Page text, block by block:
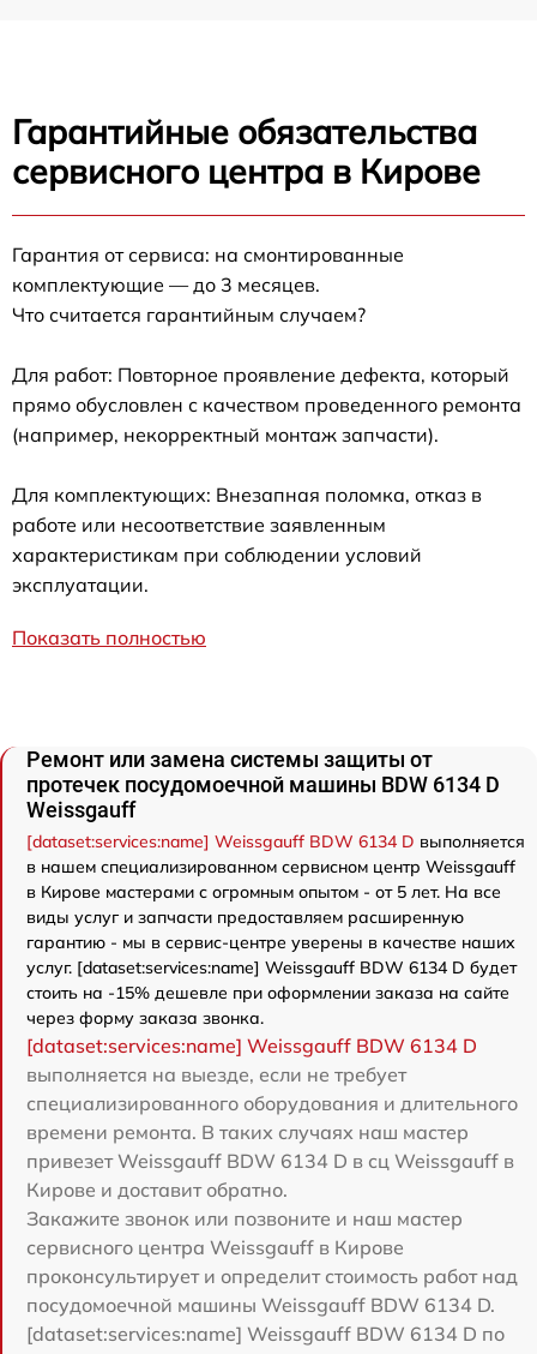
Гарантийные обязательства
сервисного центра в Кирове
Гарантия от сервиса: на смонтированные
комплектующие — до 3 месяцев.
Что считается гарантийным случаем?
Для работ: Повторное проявление дефекта, который
прямо обусловлен с качеством проведенного ремонта
(например, некорректный монтаж запчасти).
Для комплектующих: Внезапная поломка, отказ в
работе или несоответствие заявленным
характеристикам при соблюдении условий
эксплуатации.
Показать полностью
Ремонт или замена системы защиты от
протечек посудомоечной машины BDW 6134 D
Weissgauff
[dataset:services:name] Weissgauff BDW 6134 D выполняется
в нашем специализированном сервисном центр Weissgauff
в Кирове мастерами с огромным опытом - от 5 лет. На все
виды услуг и запчасти предоставляем расширенную
гарантию - мы в сервис-центре уверены в качестве наших
услуг. [dataset:services:name] Weissgauff BDW 6134 D будет
стоить на -15% дешевле при оформлении заказа на сайте
через форму заказа звонка.
[dataset:services:name] Weissgauff BDW 6134 D
выполняется на выезде, если не требует
специализированного оборудования и длительного
времени ремонта. В таких случаях наш мастер
привезет Weissgauff BDW 6134 D в сц Weissgauff в
Кирове и доставит обратно.
Закажите звонок или позвоните и наш мастер
сервисного центра Weissgauff в Кирове
проконсультирует и определит стоимость работ над
посудомоечной машины Weissgauff BDW 6134 D.
[dataset:services:name] Weissgauff BDW 6134 D по